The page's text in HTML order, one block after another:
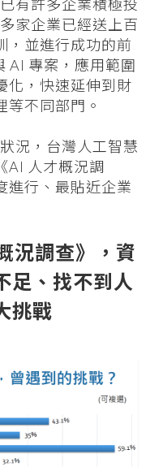
有許多企業積極投
家企業已經送上百
，並進行成功的前
AI 專案，應用範圍
化，快速延伸到財
等不同部門。
況，台灣人工智慧
AI 人才概況調
進行、最貼近企業
況調查》，資
足、找不到人
挑戰